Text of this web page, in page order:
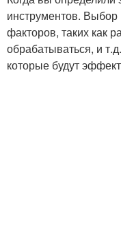
инструментов. Выбор
факторов, таких как
обрабатываться, и
которые будут